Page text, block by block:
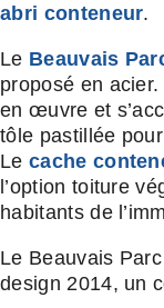
abri conteneur.
Le Beauvais
proposé en
en œuvre et
tôle pastillée
Le cache
l’option toiture
habitants de
Le Beauvais
design 2014, un